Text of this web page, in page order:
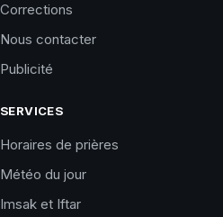
Corrections
Nous contacter
Publicité
SERVICES
Horaires de prières
Météo du jour
Imsak et Iftar